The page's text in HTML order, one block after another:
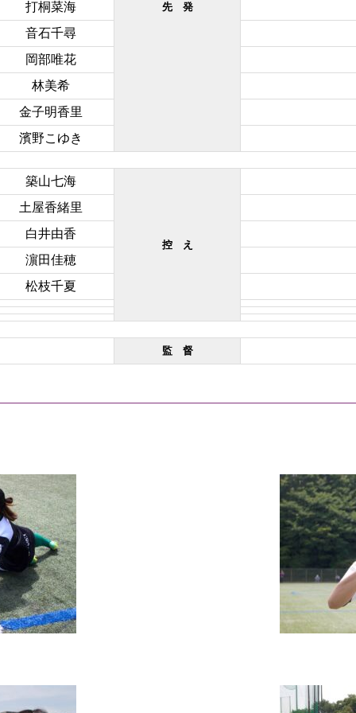
先 発
打桐菜海
音石千尋
岡部唯花
林美希
金子明香里
濱野こゆき
築山七海
控 え
土屋香緒里
白井由香
濵田佳穂
松枝千夏
監 督